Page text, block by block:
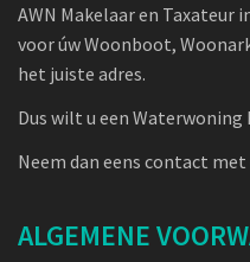
AWN Makelaar en Taxateur
voor úw Woonboot,
het juiste adres.
Dus wilt u een Waterwoning
Neem dan eens contact met
ALGEMENE